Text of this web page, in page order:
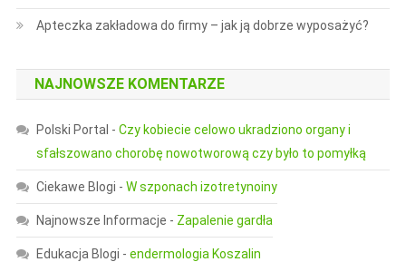
Apteczka zakładowa do firmy – jak ją dobrze wyposażyć?
NAJNOWSZE KOMENTARZE
Polski Portal - Czy kobiecie celowo ukradziono organy i
sfałszowano chorobę nowotworową czy było to pomyłką
Ciekawe Blogi - W szponach izotretynoiny
Najnowsze Informacje - Zapalenie gardła
Edukacja Blogi - endermologia Koszalin